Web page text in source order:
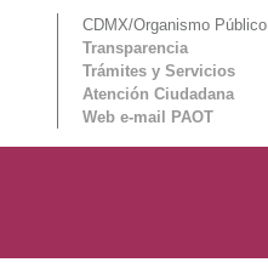
CDMX/Organismo
Transparencia
Trámites y Servicios
Atención Ciudadana
Web e-mail PAOT